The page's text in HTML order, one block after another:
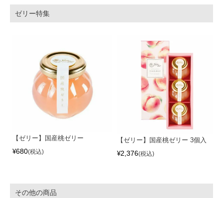
ゼリー特集
【ゼリー】国産桃ゼリー
¥680 税込
【ゼリー】国産桃ゼリー 3個入
¥2,376 税込
その他の商品